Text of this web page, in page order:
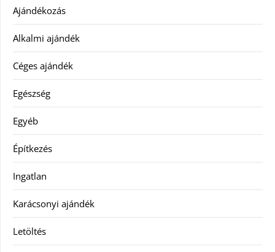
Ajándékozás
Alkalmi ajándék
Céges ajándék
Egészség
Egyéb
Építkezés
Ingatlan
Karácsonyi ajándék
Letöltés